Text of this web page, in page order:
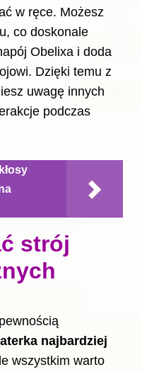
w ręce. Możesz
co doskonale
Obelixa i doda
Dzięki temu z
uwagę innych
podczas
strój
najbardziej
wszystkim warto